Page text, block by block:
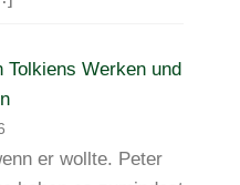
Werken und
er wollte. Peter